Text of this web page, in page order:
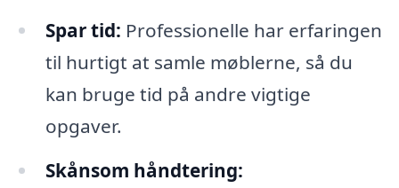
Spar tid: Professionelle har erfaringen
til hurtigt at samle møblerne, så du
kan bruge tid på andre vigtige
opgaver.
Skånsom håndtering: